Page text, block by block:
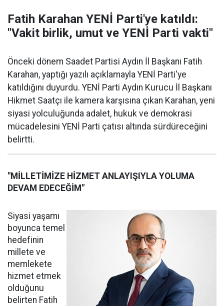
Fatih Karahan YENİ Parti'ye katıldı:
"Vakit birlik, umut ve YENİ Parti vakti"
Önceki dönem Saadet Partisi Aydın İl Başkanı Fatih
Karahan, yaptığı yazılı açıklamayla YENİ Parti'ye
katıldığını duyurdu. YENİ Parti Aydın Kurucu İl Başkanı
Hikmet Saatçı ile kamera karşısına çıkan Karahan, yeni
siyasi yolculuğunda adalet, hukuk ve demokrasi
mücadelesini YENİ Parti çatısı altında sürdüreceğini
belirtti.
"MİLLETİMİZE HİZMET ANLAYIŞIYLA YOLUMA
DEVAM EDECEĞİM"
Siyasi yaşamı
boyunca temel
hedefinin
millete ve
memlekete
hizmet etmek
olduğunu
belirten Fatih